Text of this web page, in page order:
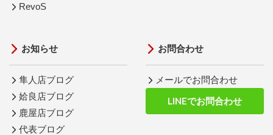
RevoS
お知らせ
隼人店ブログ
姶良店ブログ
鹿屋店ブログ
代表ブログ
お問合わせ
メールでお問合わせ
LINEでお問合わせ